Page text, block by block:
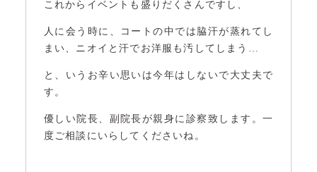
これからイベントも盛りだくさんですし、
人に会う時に、コートの中では脇汗が蒸れてし
まい、ニオイと汗でお洋服も汚してしまう…
と、いうお辛い思いは今年はしないで大丈夫で
す。
優しい院長、副院長が親身に診察致します。一
度ご相談にいらしてくださいね。